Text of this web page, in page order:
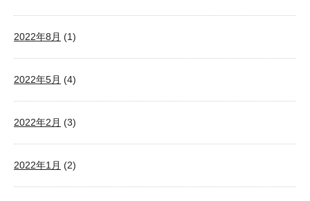
2022年8月 (1)
2022年5月 (4)
2022年2月 (3)
2022年1月 (2)